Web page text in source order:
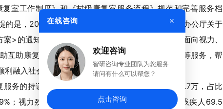
室工作制度》和《村级康复室服务流程》规范和完善服务档
的是，2023年11月24日，中国残联印发《中国残联办公厅关于
>的通知》，依托残疾人自助互助康复服务基地，面向视力、
互助康复培训、咨询、辅助器具适配及综合性支持等服务，帮
利融入社会。
务的持证残疾人中，肢体残疾人最多，人数达415.7万，占比
；视力残疾人72.5万；智力残疾人70.1万；听力残疾人69.5
在线咨询 ×
欢迎咨询
智研咨询专业团队为您服务
请问有什么可以帮您？
点击咨询